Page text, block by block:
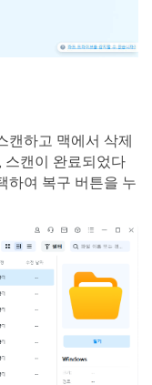
캔하고 맥에서 삭제
스캔이 완료되었다
하여 복구 버튼을 누